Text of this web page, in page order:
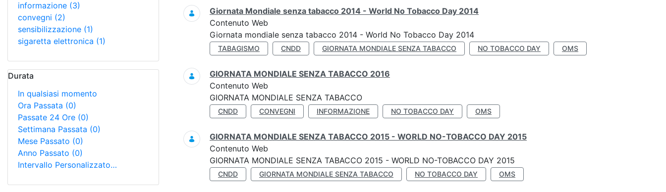
informazione (3)
convegni (2)
sensibilizzazione (1)
sigaretta elettronica (1)
Durata
In qualsiasi momento
Ora Passata (0)
Passate 24 Ore (0)
Settimana Passata (0)
Mese Passato (0)
Anno Passato (0)
Intervallo Personalizzato…
Giornata Mondiale senza tabacco 2014 - World No Tobacco Day 2014
Contenuto Web
Giornata mondiale senza tabacco 2014 - World No Tobacco Day 2014
TABAGISMO CNDD GIORNATA MONDIALE SENZA TABACCO NO TOBACCO DAY OMS
GIORNATA MONDIALE SENZA TABACCO 2016
Contenuto Web
GIORNATA MONDIALE SENZA TABACCO
CNDD CONVEGNI INFORMAZIONE NO TOBACCO DAY OMS
GIORNATA MONDIALE SENZA TABACCO 2015 - WORLD NO-TOBACCO DAY 2015
Contenuto Web
GIORNATA MONDIALE SENZA TABACCO 2015 - WORLD NO-TOBACCO DAY 2015
CNDD GIORNATA MONDIALE SENZA TABACCO NO TOBACCO DAY OMS